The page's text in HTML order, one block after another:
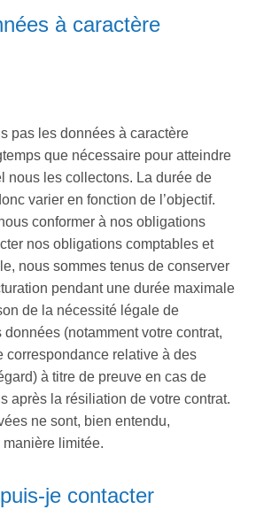
à caractère
pas les données à caractère
que nécessaire pour atteindre
nous les collectons. La durée de
varier en fonction de l’objectif.
conformer à nos obligations
nos obligations comptables et
nous sommes tenus de conserver
pendant une durée maximale
de la nécessité légale de
(notamment votre contrat,
correspondance relative à des
à titre de preuve en cas de
après la résiliation de votre contrat.
ne sont, bien entendu,
limitée.
je contacter